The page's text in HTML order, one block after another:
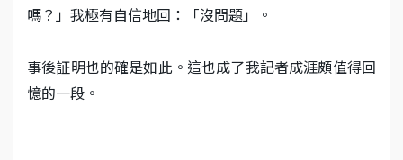
嗎？」我極有自信地回：「沒問題」。
事後証明也的確是如此。這也成了我記者成涯頗值得回
憶的一段。